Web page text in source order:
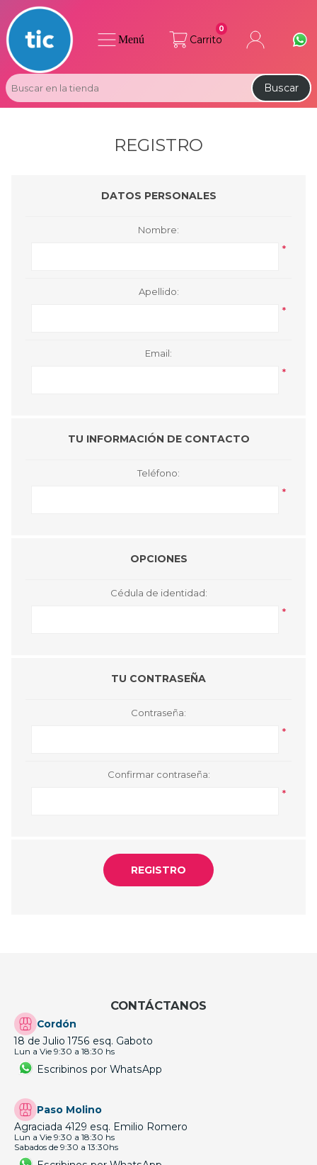
Carrito
0
Buscar
Menú
REGISTRO
DATOS PERSONALES
Nombre:
*
Apellido:
*
Email:
*
TU INFORMACIÓN DE CONTACTO
Teléfono:
*
OPCIONES
Cédula de identidad:
*
TU CONTRASEÑA
Contraseña:
*
Confirmar contraseña:
*
CONTÁCTANOS
Cordón
18 de Julio 1756 esq. Gaboto
Lun a Vie 9:30 a 18:30 hs
Escribinos por WhatsApp
Paso Molino
Agraciada 4129 esq. Emilio Romero
Lun a Vie 9:30 a 18:30 hs
Sabados de 9:30 a 13:30hs